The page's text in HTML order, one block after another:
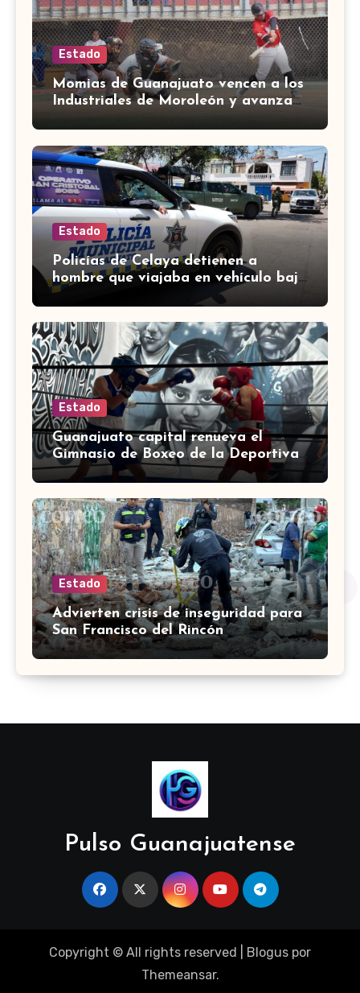
Estado
Momias de Guanajuato vencen a los
Industriales de Moroleón y avanzan
a la final estatal de béisbol
Estado
Policías de Celaya detienen a
hombre que viajaba en vehículo bajo
investigación
Estado
Guanajuato capital renueva el
Gimnasio de Boxeo de la Deportiva
Torres Landa
Estado
Advierten crisis de inseguridad para
San Francisco del Rincón
Pulso Guanajuatense
Copyright © All rights reserved Blogus por
Themeansar.